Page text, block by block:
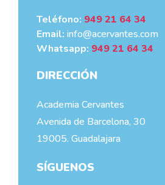
Teléfono: 949 21 64 34
Email: info@acervantes.com
Whatsapp: 949 21 64 34
DIRECCIÓN
Academia Cervantes
Avenida de Barcelona, 30
19005. Guadalajara
SÍGUENOS